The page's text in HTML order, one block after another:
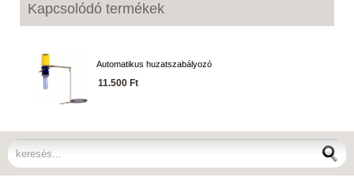
Kapcsolódó termékek
Automatikus huzatszabályozó
11.500 Ft